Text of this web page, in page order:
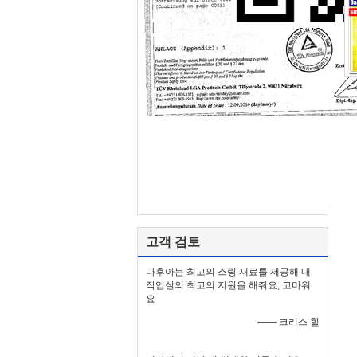
고객 검토
다후아는 최고의 스링 재료를 제공해 내
작업실의 최고의 지원을 해줘요, 고마워
요
—— 크리스 힐